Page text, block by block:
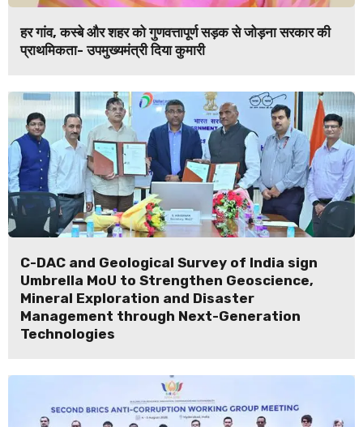
हर गांव, कस्बे और शहर को गुणवत्तापूर्ण सड़क से जोड़ना सरकार की
प्राथमिकता- उपमुख्यमंत्री दिया कुमारी
C-DAC and Geological Survey of India sign
Umbrella MoU to Strengthen Geoscience,
Mineral Exploration and Disaster
Management through Next-Generation
Technologies